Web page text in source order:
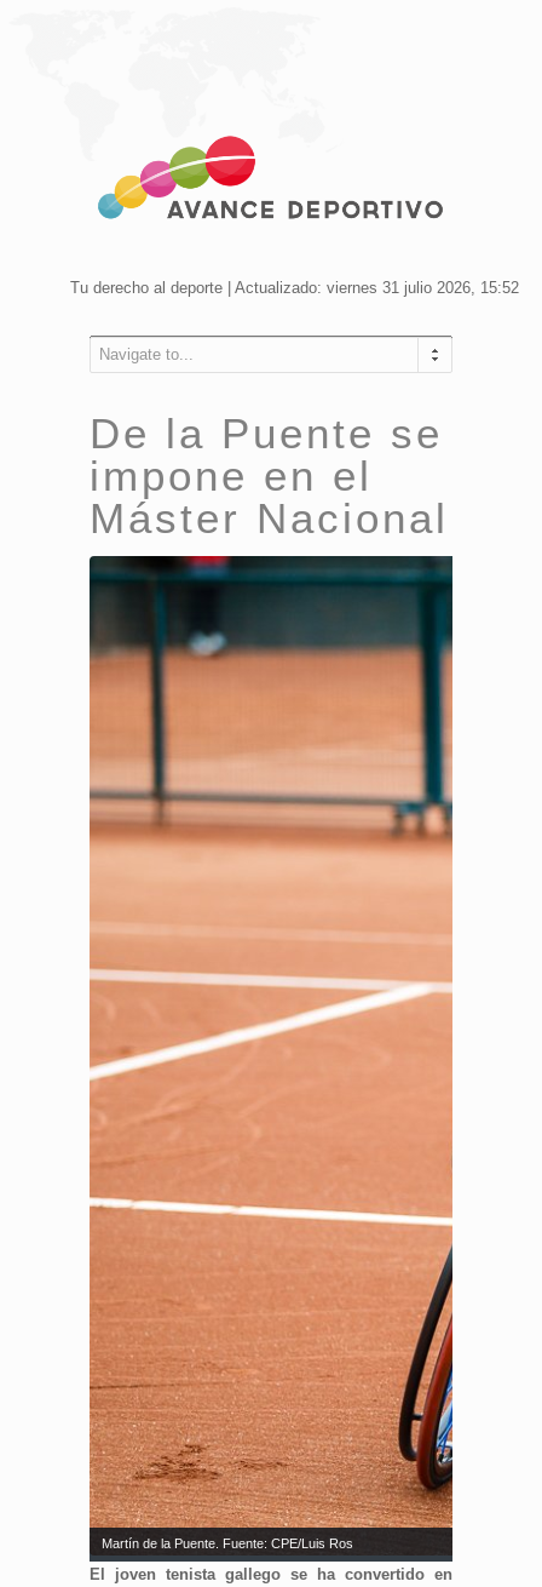
Tu derecho al deporte | Actualizado: viernes 31 julio 2026, 15:52
Navigate to...
De la Puente se
impone en el
Máster Nacional
Martín de la Puente. Fuente: CPE/Luis Ros
El joven tenista gallego se ha convertido en